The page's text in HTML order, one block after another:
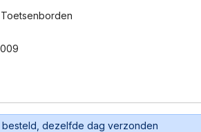
dezelfde dag verzonden